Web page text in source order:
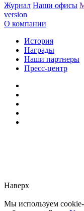
Журнал Наши офисы
version
О компании
История
Награды
Наши партнеры
Пресс-центр
Наверх
Мы используем